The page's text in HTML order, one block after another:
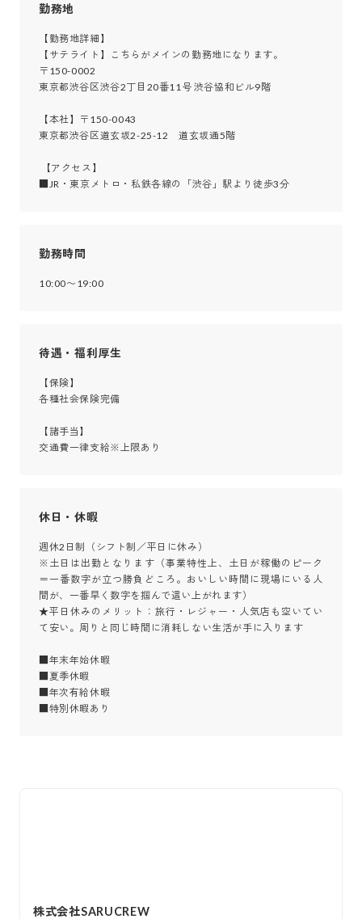
勤務地
【勤務地詳細】
【サテライト】こちらがメインの勤務地になります。
〒150-0002
東京都渋谷区渋谷2丁目20番11号 渋谷協和ビル9階
【本社】〒150-0043
東京都渋谷区道玄坂2-25-12　道玄坂通5階
■JR・東京メトロ・私鉄各線の「渋谷」駅より徒歩3分
勤務時間
10:00〜19:00
待遇・福利厚生
【保険】
各種社会保険完備
【諸手当】
交通費一律支給※上限あり
休日・休暇
週休2日制（シフト制／平日に休み）
※土日は出勤となります（事業特性上、土日が稼働のピーク
＝一番数字が立つ勝負どころ。おいしい時間に現場にいる人
間が、一番早く数字を掴んで這い上がれます）
★平日休みのメリット：旅行・レジャー・人気店も空いてい
て安い。周りと同じ時間に消耗しない生活が手に入ります
■年末年始休暇
■夏季休暇
■年次有給休暇
■特別休暇あり
株式会社SARUCREW